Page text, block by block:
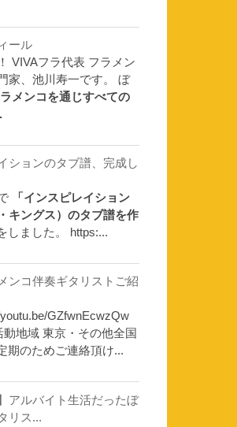
ール
VIVAフラ代表 フラメン
家、池川寿一です。 ぼ
ラメンコを通じすべての
ションのタブ譜、完成し
「インスピレイション
キングス）のタブ譜を作
しました。 https:...
ンコ伴奏ギタリストご紹
GZfwnEcwzQw
地域 東京・その他全国
期のためご連絡頂け...
アルバイト生活だったぼ
リス...